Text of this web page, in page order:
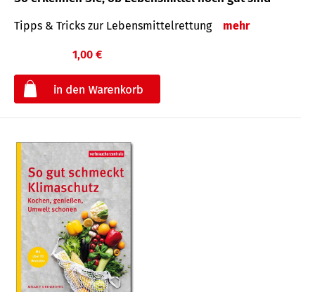
Tipps & Tricks zur Lebensmittelrettung mehr
1,00 €